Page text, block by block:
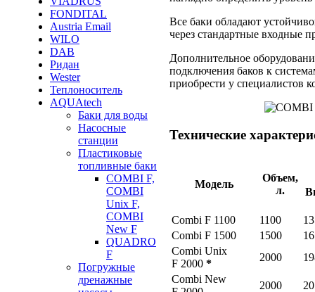
FONDITAL
Austria Email
WILO
DAB
Ридан
Wester
Теплоноситель
AQUAtech
Баки для воды
Насосные
станции
Пластиковые
топливные баки
COMBI F,
COMBI
Unix F,
COMBI
New F
QUADRO
F
Погружные
дренажные
Все баки обладают
через стандартные входные
Дополнительное
подключения баков к
приобрести у специалистов
Технические
Модель
Объем,
л.
Combi F 1100 1100
Combi F 1500
1500
Combi Unix
F 2000 *
2000
Combi New
2000